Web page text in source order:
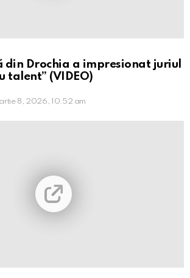
din Drochia a impresionat juriul
talent” (VIDEO)
8, 2026, 10:52 am